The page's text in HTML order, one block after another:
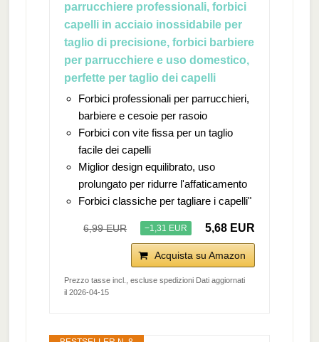
parrucchiere professionali, forbici
capelli in acciaio inossidabile per
taglio di precisione, forbici barbiere
per parrucchiere e uso domestico,
perfette per taglio dei capelli
Forbici professionali per parrucchieri,
barbiere e cesoie per rasoio
Forbici con vite fissa per un taglio
facile dei capelli
Miglior design equilibrato, uso
prolungato per ridurre l'affaticamento
Forbici classiche per tagliare i capelli"
6,99 EUR −1,31 EUR 5,68 EUR
Acquista su Amazon
Prezzo tasse incl., escluse spedizioni Dati aggiornati
il 2026-04-15